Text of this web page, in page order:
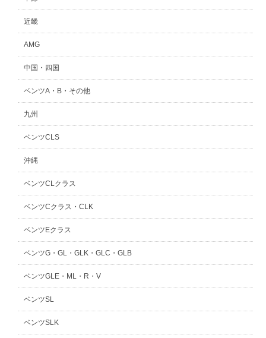
近畿
AMG
中国・四国
ベンツA・B・その他
九州
ベンツCLS
沖縄
ベンツCLクラス
ベンツCクラス・CLK
ベンツEクラス
ベンツG・GL・GLK・GLC・GLB
ベンツGLE・ML・R・V
ベンツSL
ベンツSLK